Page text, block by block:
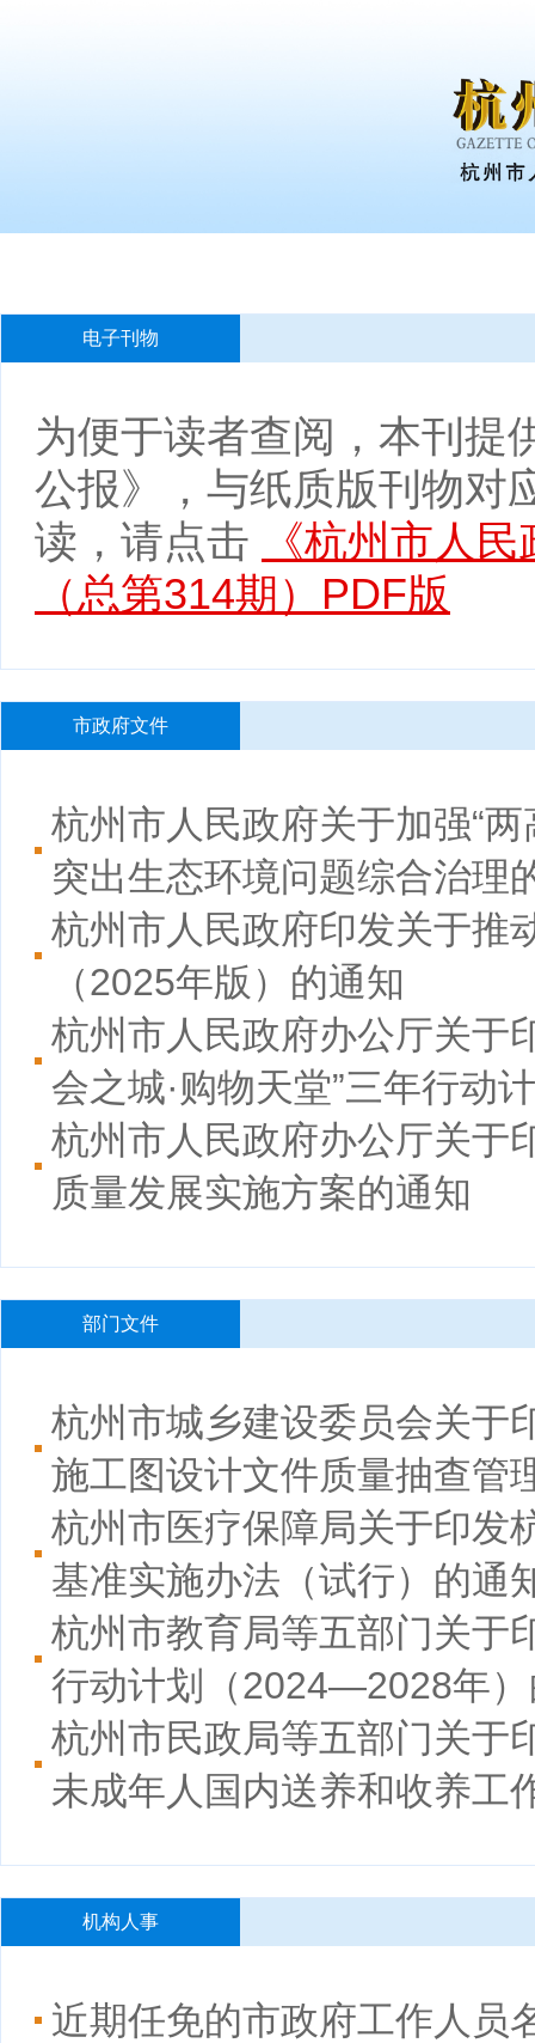
电子刊物
为便于读者查阅，本刊提
公报》，与纸质版刊物对
读，请点击
《杭州市人
（总第314期）PDF版
市政府文件
杭州市人民政府关于加强“
突出生态环境问题综合治理
杭州市人民政府印发关于推
（2025年版）的通知
杭州市人民政府办公厅关于
会之城·购物天堂”三年行
杭州市人民政府办公厅关于
质量发展实施方案的通知
部门文件
杭州市城乡建设委员会关于
施工图设计文件质量抽查管
杭州市医疗保障局关于印发
基准实施办法（试行）的通
杭州市教育局等五部门关于
行动计划（2024—2028年
杭州市民政局等五部门关于
未成年人国内送养和收养工
机构人事
近期任免的市政府工作人员